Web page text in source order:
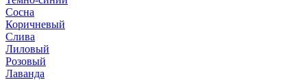
Сосна
Коричневый
Слива
Лиловый
Розовый
Лаванда